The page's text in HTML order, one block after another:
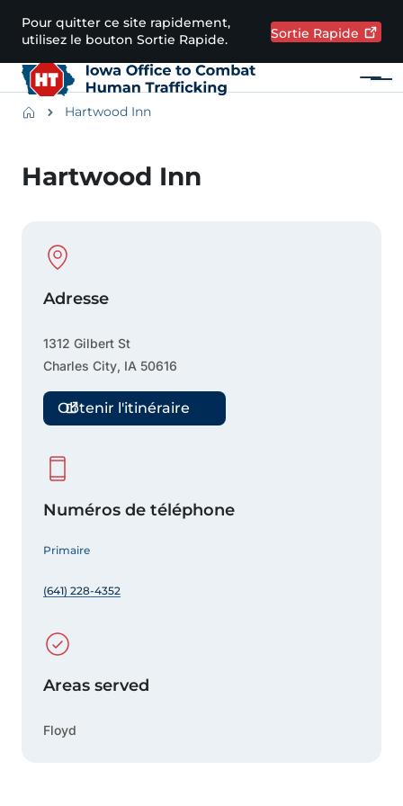
Passer au contenu principal
Pour quitter ce site rapidement,
utilisez le bouton Sortie Rapide.
Sortie Rapide
Menu
BreadcrumbsHartwood Inn
Hartwood Inn
Physical Location
Adresse
1312 Gilbert St
Charles City, IA 50616
Obtenir l'itinéraire
Numéros de téléphone
Primaire
(641) 228-4352
Areas served
Floyd